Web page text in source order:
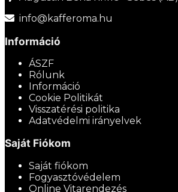
info@kafferoma.hu
Információ
ÁSZF
Rólunk
Információ
Cookie Politikát
Visszatérési politika
Adatvédelmi irányelvek
Saját Fiókom
Saját fiókom
Fogyasztóvédelem
Online Vitarendezés